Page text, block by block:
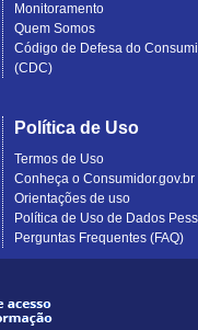
Monitoramento
Quem Somos
Código de Defesa do
(CDC)
Política de Uso
Termos de Uso
Conheça o Consumidor.gov.br
Orientações de uso
Política de Uso de Dados
Perguntas Frequentes (FAQ)